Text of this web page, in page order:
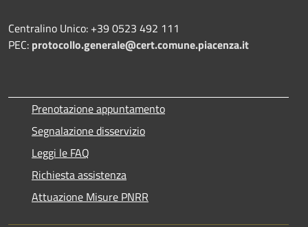
Centralino Unico: +39 0523 492 111
PEC: protocollo.generale@cert.comune.piacenza.it
Prenotazione appuntamento
Segnalazione disservizio
Leggi le FAQ
Richiesta assistenza
Attuazione Misure PNRR